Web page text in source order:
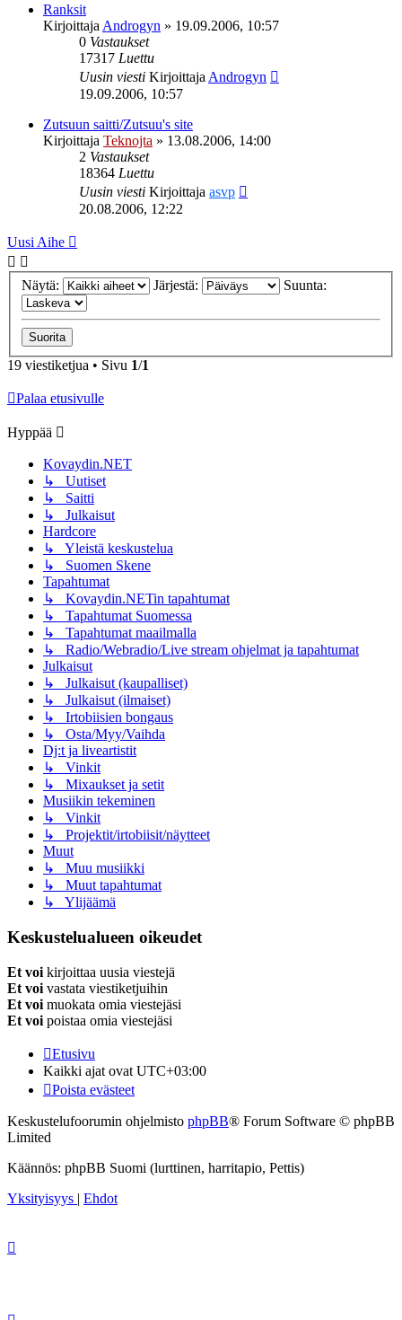
Ranksit
Kirjoittaja Androgyn » 19.09.2006, 10:57
0 Vastaukset
17317 Luettu
Uusin viesti Kirjoittaja Androgyn
19.09.2006, 10:57
Zutsuun saitti/Zutsuu's site
Kirjoittaja Teknojta » 13.08.2006, 14:00
2 Vastaukset
18364 Luettu
Uusin viesti Kirjoittaja asvp
20.08.2006, 12:22
Uusi Aihe
Näytä: Järjestä: Suunta:
19 viestiketjua • Sivu 1/1
Palaa etusivulle
Hyppää
Kovaydin.NET
↳ Uutiset
↳ Saitti
↳ Julkaisut
Hardcore
↳ Yleistä keskustelua
↳ Suomen Skene
Tapahtumat
↳ Kovaydin.NETin tapahtumat
↳ Tapahtumat Suomessa
↳ Tapahtumat maailmalla
↳ Radio/Webradio/Live stream ohjelmat ja tapahtumat
Julkaisut
↳ Julkaisut (kaupalliset)
↳ Julkaisut (ilmaiset)
↳ Irtobiisien bongaus
↳ Osta/Myy/Vaihda
Dj:t ja liveartistit
↳ Vinkit
↳ Mixaukset ja setit
Musiikin tekeminen
↳ Vinkit
↳ Projektit/irtobiisit/näytteet
Muut
↳ Muu musiikki
↳ Muut tapahtumat
↳ Ylijäämä
Keskustelualueen oikeudet
Et voi kirjoittaa uusia viestejä
Et voi vastata viestiketjuihin
Et voi muokata omia viestejäsi
Et voi poistaa omia viestejäsi
Etusivu
Kaikki ajat ovat UTC+03:00
Poista evästeet
Keskustelufoorumin ohjelmisto phpBB® Forum Software © phpBB
Limited
Käännös: phpBB Suomi (lurttinen, harritapio, Pettis)
Yksityisyys | Ehdot